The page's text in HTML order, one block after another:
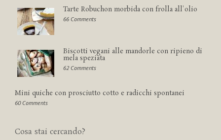
Tarte Robuchon morbida con frolla all'olio
66 Comments
Biscotti vegani alle mandorle con ripieno di
mela speziata
62 Comments
Mini quiche con prosciutto cotto e radicchi spontanei
60 Comments
Cosa stai cercando?